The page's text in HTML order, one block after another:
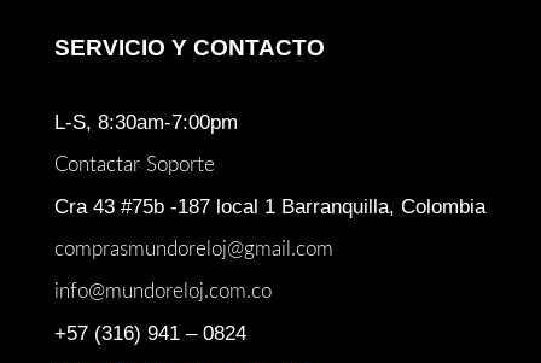
SERVICIO Y CONTACTO
L-S, 8:30am-7:00pm
Contactar Soporte
Cra 43 #75b -187 local 1 Barranquilla, Colombia
comprasmundoreloj@gmail.com
info@mundoreloj.com.co
+57 (316) 941 – 0824